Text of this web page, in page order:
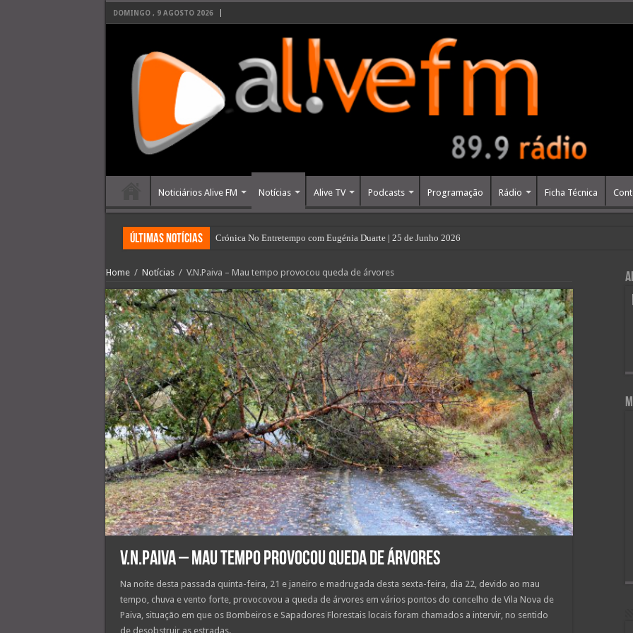
DOMINGO , 9 AGOSTO 2026
Noticiários Alive FM Notícias Alive TV Podcasts Programação Rádio Ficha Técnica
últimas Notícias Crónica No Entretempo com Eugénia Duarte | 25 de Junho 2026
Home / Notícias / V.N.Paiva – Mau tempo provocou queda de árvores
V.N.Paiva – Mau tempo provocou queda de árvores
Na noite desta passada quinta-feira, 21 e janeiro e madrugada desta sexta-feira, dia 22, devido ao mau
tempo, chuva e vento forte, provocovou a queda de árvores em vários pontos do concelho de Vila Nova de
Paiva, situação em que os Bombeiros e Sapadores Florestais locais foram chamados a intervir, no sentido
de desobstruir as estradas.